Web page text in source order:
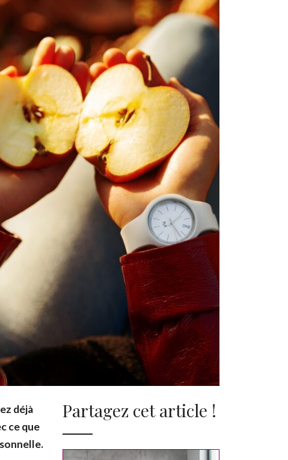
déjà
ce que
Partagez cet article !